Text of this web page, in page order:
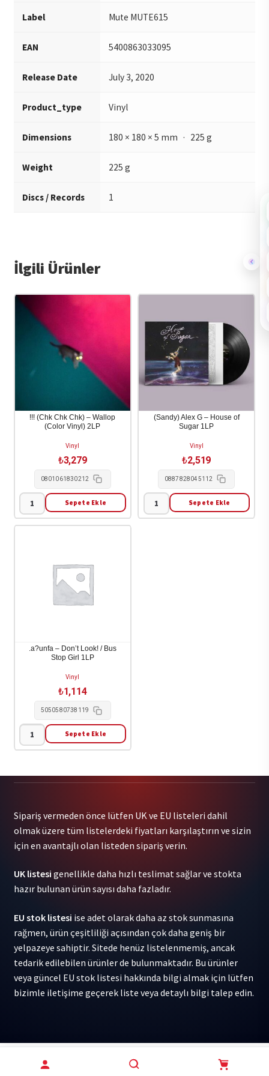
Label Mute MUTE615
EAN 5400863033095
Release Date July 3, 2020
Product_type Vinyl
Dimensions 180 × 180 × 5 mm · 225 g
Weight 225 g
Discs / Records 1
İlgili Ürünler
!!! (Chk Chk Chk) – Wallop
(Color Vinyl) 2LP
Vinyl
₺3,279
0801061830212
!!!
(Chk
adet
Sepete Ekle
(Sandy) Alex G – House of
Sugar 1LP
Vinyl
₺2,519
0887828045112
(Sandy)
Sepete Ekle
.a?unfa – Don’t Look! / Bus
Stop Girl 1LP
Vinyl
₺1,114
5050580738119
.a?
Don't
/
Bus
Stop
1LP
adet
Sepete Ekle
Sipariş vermeden önce lütfen UK ve EU listeleri dahil
olmak üzere tüm listelerdeki fiyatları karşılaştırın ve sizin
için en avantajlı olan listeden sipariş verin.
UK listesi genellikle daha hızlı teslimat sağlar ve stokta
hazır bulunan ürün sayısı daha fazladır.
EU stok listesi ise adet olarak daha az stok sunmasına
rağmen, ürün çeşitliliği açısından çok daha geniş bir
yelpazeye sahiptir. Sitede henüz listelenmemiş, ancak
tedarik edilebilen ürünler de bulunmaktadır. Bu ürünler
veya güncel EU stok listesi hakkında bilgi almak için lütfen
bizimle iletişime geçerek liste veya detaylı bilgi talep edin.